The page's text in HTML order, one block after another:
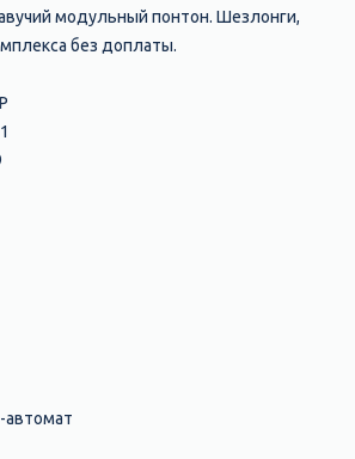
модульный понтон. Шезлонги,
без доплаты.
автомат